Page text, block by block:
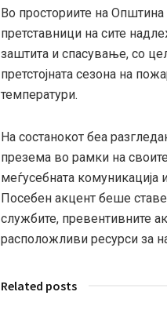
Во просториите на Општина
претставници на сите
заштита и спасување, со
претстојната сезона на
температури.
На состанокот беа
презема во рамки на
меѓусебната комуникација
Посебен акцент беше
службите, превентивните
расположливи ресурси за
Related posts